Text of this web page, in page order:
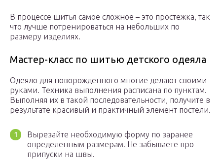
В процессе шитья самое сложное – это простежка, так
что лучше потренироваться на небольших по
размеру изделиях.
Мастер-класс по шитью детского одеяла
Одеяло для новорожденного многие делают своими
руками. Техника выполнения расписана по пунктам.
Выполняя их в такой последовательности, получите в
результате красивый и практичный элемент постели.
Вырезайте необходимую форму по заранее
определенным размерам. Не забываете про
припуски на швы.